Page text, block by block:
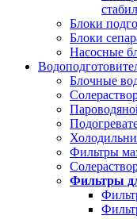
Блоки
Блоки
Насосные
Блочные
Фильтры
Фильтры